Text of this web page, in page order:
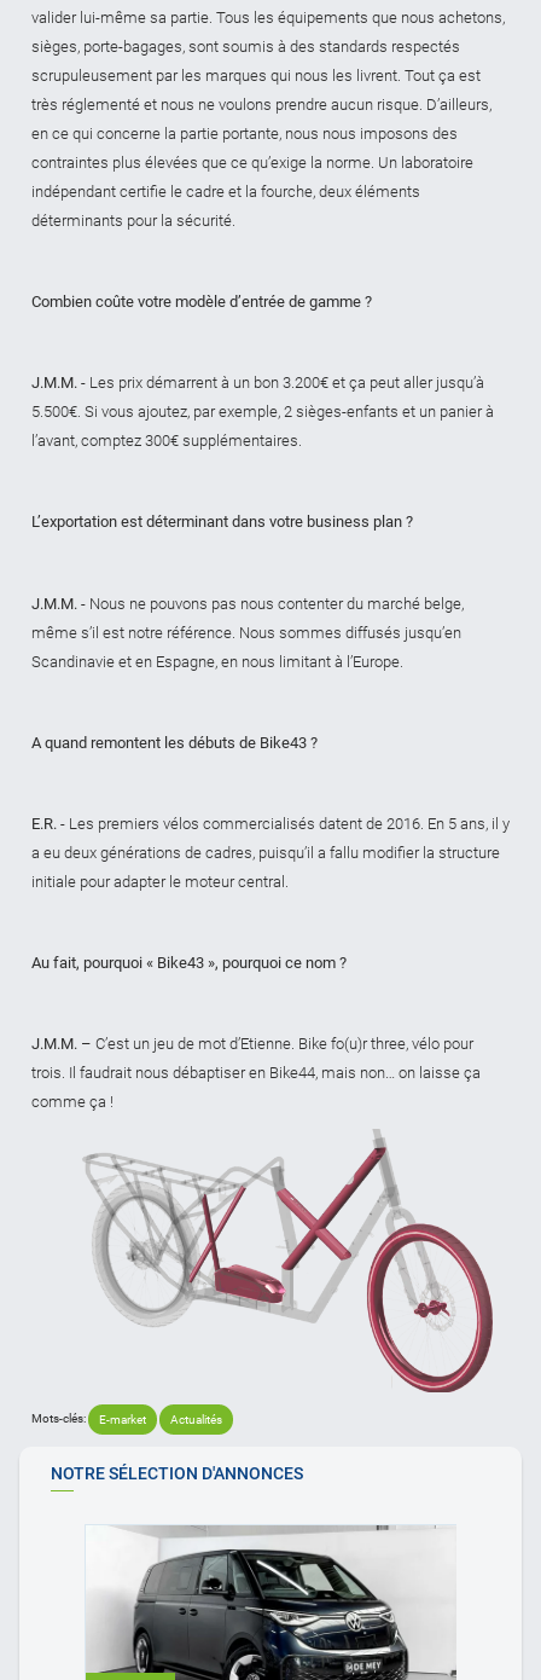
valider lui-même sa partie. Tous les équipements que nous achetons,
sièges, porte-bagages, sont soumis à des standards respectés
scrupuleusement par les marques qui nous les livrent. Tout ça est
très réglementé et nous ne voulons prendre aucun risque. D’ailleurs,
en ce qui concerne la partie portante, nous nous imposons des
contraintes plus élevées que ce qu’exige la norme. Un laboratoire
indépendant certifie le cadre et la fourche, deux éléments
déterminants pour la sécurité.
Combien coûte votre modèle d’entrée de gamme ?
J.M.M. -Les prix démarrent à un bon 3.200€ et ça peut aller jusqu’à
5.500€. Si vous ajoutez, par exemple, 2 sièges-enfants et un panier à
l’avant, comptez 300€ supplémentaires.
L’exportation est déterminant dans votre business plan ?
J.M.M. -Nous ne pouvons pas nous contenter du marché belge,
même s’il est notre référence. Nous sommes diffusés jusqu’en
Scandinavie et en Espagne, en nous limitant à l’Europe.
A quand remontent les débuts de Bike43 ?
E.R. -Les premiers vélos commercialisés datent de 2016. En 5 ans, il y
a eu deux générations de cadres, puisqu’il a fallu modifier la structure
initiale pour adapter le moteur central.
Au fait, pourquoi « Bike43 », pourquoi ce nom ?
J.M.M. – C’est un jeu de mot d’Etienne. Bike fo(u)r three, vélo pour
trois. Il faudrait nous débaptiser en Bike44, mais non… on laisse ça
comme ça !
Mots-clés: E-market Actualités
NOTRE SÉLECTION D'ANNONCES